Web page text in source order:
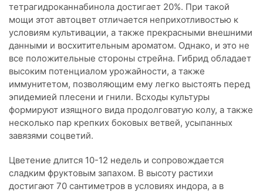
тетрагидроканнабинола достигает 20%. При такой
мощи этот автоцвет отличается неприхотливостью к
условиям культивации, а также прекрасными внешними
данными и восхитительным ароматом. Однако, и это не
все положительные стороны стрейна. Гибрид обладает
высоким потенциалом урожайности, а также
иммунитетом, позволяющим ему легко выстоять перед
эпидемией плесени и гнили. Всходы культуры
формируют изящного вида продолговатую колу, а также
несколько пар крепких боковых ветвей, усыпанных
завязями соцветий.
Цветение длится 10-12 недель и сопровождается
сладким фруктовым запахом. В высоту растихи
достигают 70 сантиметров в условиях индора, а в